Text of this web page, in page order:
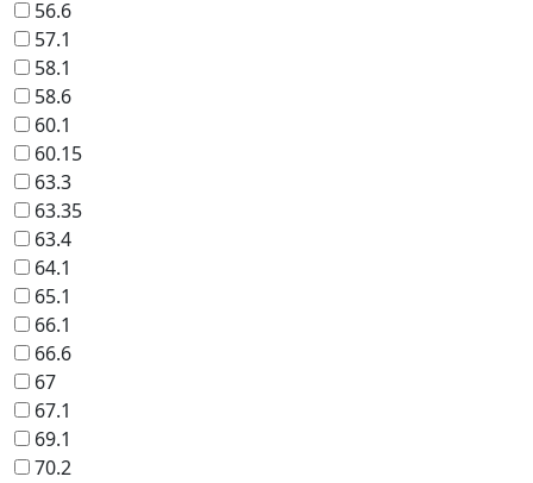
56.6
57.1
58.1
58.6
60.1
60.15
63.3
63.35
63.4
64.1
65.1
66.1
66.6
67
67.1
69.1
70.2